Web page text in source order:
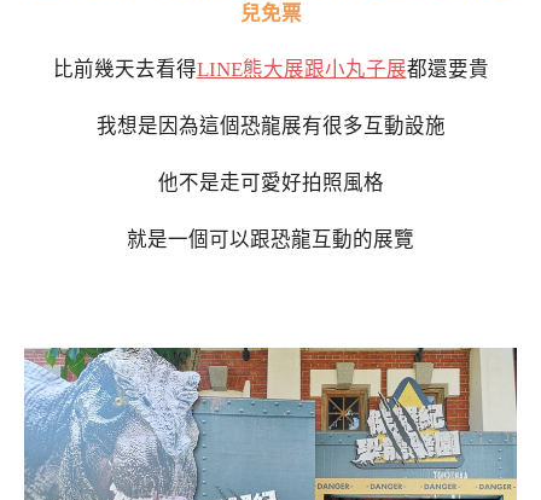
兒免票
比前幾天去看得LINE熊大展跟小丸子展都還要貴
我想是因為這個恐龍展有很多互動設施
他不是走可愛好拍照風格
就是一個可以跟恐龍互動的展覽